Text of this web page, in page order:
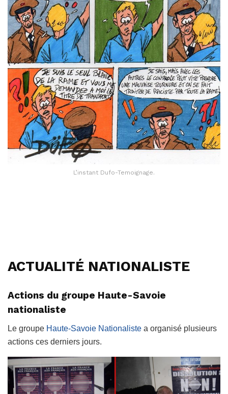
L’instant Dufo-Temoignage.
ACTUALITÉ NATIONALISTE
Actions du groupe Haute-Savoie
nationaliste
Le groupe Haute-Savoie Nationaliste a organisé plusieurs
actions ces derniers jours.